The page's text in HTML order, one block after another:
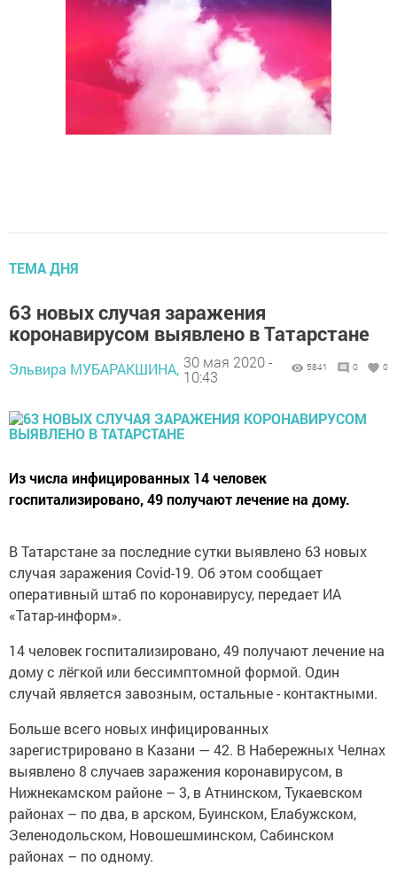
ТЕМА ДНЯ
63 новых случая заражения
коронавирусом выявлено в Татарстане
Эльвира МУБАРАКШИНА, 30 мая 2020 -
10:43
5841 0 0
Из числа инфицированных 14 человек
госпитализировано, 49 получают лечение на дому.
В Татарстане за последние сутки выявлено 63 новых
случая заражения Covid-19. Об этом сообщает
оперативный штаб по коронавирусу, передает ИА
«Татар-информ».
14 человек госпитализировано, 49 получают лечение на
дому с лёгкой или бессимптомной формой. Один
случай является завозным, остальные - контактными.
Больше всего новых инфицированных
зарегистрировано в Казани — 42. В Набережных Челнах
выявлено 8 случаев заражения коронавирусом, в
Нижнекамском районе – 3, в Атнинском, Тукаевском
районах – по два, в арском, Буинском, Елабужском,
Зеленодольском, Новошешминском, Сабинском
районах – по одному.